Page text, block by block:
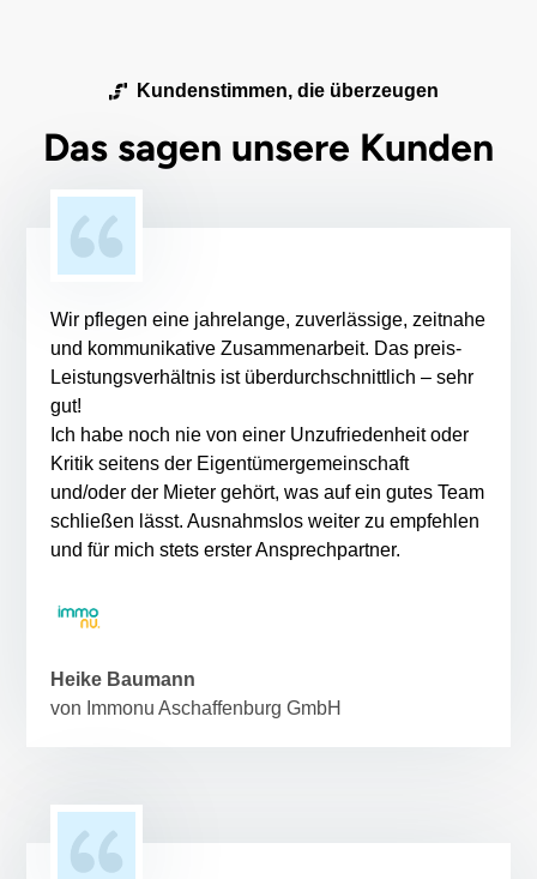
Kundenstimmen, die überzeugen
Das sagen unsere Kunden
Wir pflegen eine jahrelange, zuverlässige, zeitnahe
und kommunikative Zusammenarbeit. Das preis-
Leistungsverhältnis ist überdurchschnittlich – sehr
gut!
Ich habe noch nie von einer Unzufriedenheit oder
Kritik seitens der Eigentümergemeinschaft
und/oder der Mieter gehört, was auf ein gutes Team
schließen lässt. Ausnahmslos weiter zu empfehlen
und für mich stets erster Ansprechpartner.
Heike Baumann
von Immonu Aschaffenburg GmbH